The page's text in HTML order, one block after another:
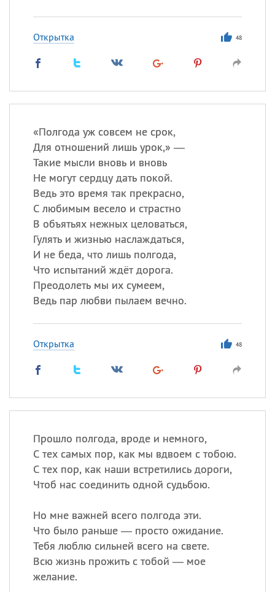
Открытка 48
«Полгода уж совсем не срок,
Для отношений лишь урок,» —
Такие мысли вновь и вновь
Не могут сердцу дать покой.
Ведь это время так прекрасно,
С любимым весело и страстно
В объятьях нежных целоваться,
Гулять и жизнью наслаждаться,
И не беда, что лишь полгода,
Что испытаний ждёт дорога.
Преодолеть мы их сумеем,
Ведь пар любви пылаем вечно.
Открытка 48
Прошло полгода, вроде и немного,
С тех самых пор, как мы вдвоем с тобою.
С тех пор, как наши встретились дороги,
Чтоб нас соединить одной судьбою.
Но мне важней всего полгода эти.
Что было раньше — просто ожидание.
Тебя люблю сильней всего на свете.
Всю жизнь прожить с тобой — мое
желание.